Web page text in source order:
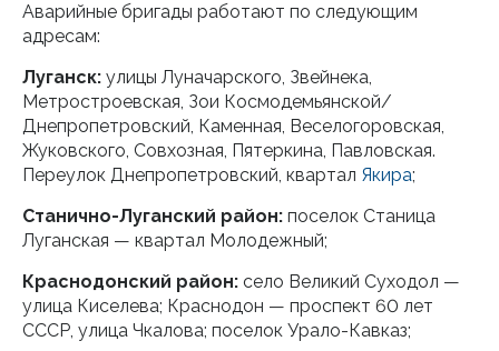
Аварийные бригады работают по следующим
адресам:
Луганск: улицы Луначарского, Звейнека,
Метростроевская, Зои Космодемьянской/
Днепропетровский, Каменная, Веселогоровская,
Жуковского, Совхозная, Пятеркина, Павловская.
Переулок Днепропетровский, квартал Якира;
Станично-Луганский район: поселок Станица
Луганская — квартал Молодежный;
Краснодонский район: село Великий Суходол —
улица Киселева; Краснодон — проспект 60 лет
СССР, улица Чкалова; поселок Урало-Кавказ;